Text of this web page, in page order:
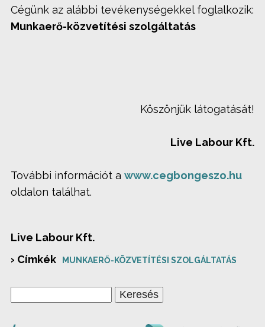
Cégünk az alábbi tevékenységekkel foglalkozik:
Munkaerő-közvetítési szolgáltatás
Köszönjük látogatását!
Live Labour Kft.
További információt a www.cegbongeszo.hu
oldalon találhat.
Live Labour Kft.
› Címkék
MUNKAERŐ-KÖZVETÍTÉSI SZOLGÁLTATÁS